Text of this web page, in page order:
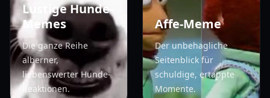
Lustige Hunde-
Memes
Die ganze Reihe
alberner,
liebenswerter Hunde-
Reaktionen.
Affe-Meme
Der unbehagliche
Seitenblick für
schuldige, ertappte
Momente.